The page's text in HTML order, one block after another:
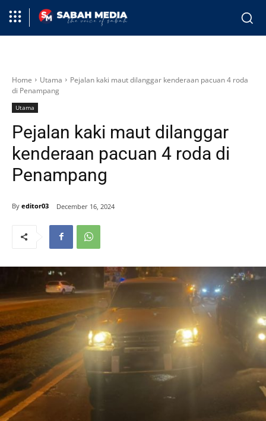
Home Utama
Pejalan kaki maut dilanggar kenderaan pacuan 4 roda
di Penampang
Utama
Pejalan kaki maut dilanggar
kenderaan pacuan 4 roda di
Penampang
By editor03 December 16, 2024